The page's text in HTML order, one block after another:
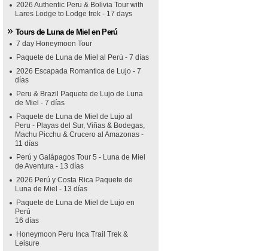
2026 Authentic Peru & Bolivia Tour with
Lares Lodge to Lodge trek - 17 days
Tours de Luna de Miel en Perú
7 day Honeymoon Tour
Paquete de Luna de Miel al Perú - 7 días
2026 Escapada Romantica de Lujo - 7
días
Peru & Brazil Paquete de Lujo de Luna
de Miel - 7 días
Paquete de Luna de Miel de Lujo al
Peru - Playas del Sur, Viñas & Bodegas,
Machu Picchu & Crucero al Amazonas -
11 días
Perú y Galápagos Tour 5 - Luna de Miel
de Aventura - 13 días
2026 Perú y Costa Rica Paquete de
Luna de Miel - 13 días
Paquete de Luna de Miel de Lujo en
Perú
16 días
Honeymoon Peru Inca Trail Trek &
Leisure